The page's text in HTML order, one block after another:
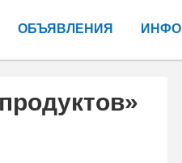
ОБЪЯВЛЕНИЯ ИНФО